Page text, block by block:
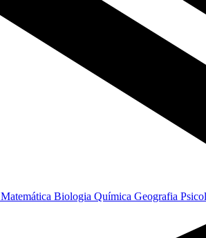
Matemática Biologia Química Geografia